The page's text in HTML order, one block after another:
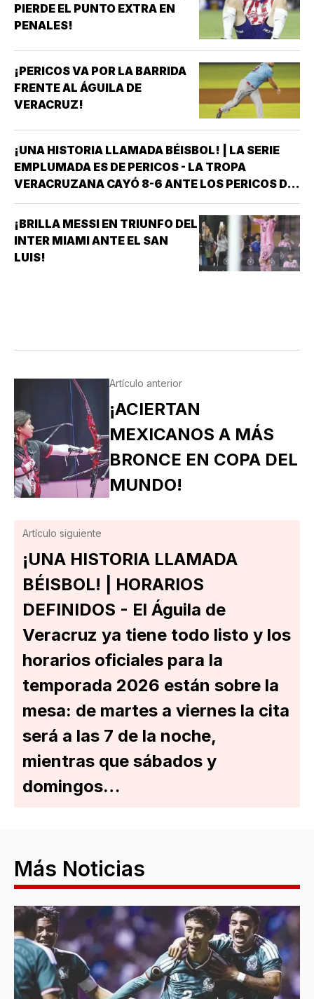
PIERDE EL PUNTO EXTRA EN
PENALES!
¡PERICOS VA POR LA BARRIDA
FRENTE AL ÁGUILA DE
VERACRUZ!
¡UNA HISTORIA LLAMADA BÉISBOL! | LA SERIE
EMPLUMADA ES DE PERICOS - LA TROPA
VERACRUZANA CAYÓ 8-6 ANTE LOS PERICOS DE
PUEBLA EN EL SEGUNDO JUEGO DE LA ÚLTIMA
SERIE DE LA TEMPORADA REGULAR EN EL
ESTADIO HERMANOS SERDÁN, CON LO QUE LOS
POBLANOS…
¡BRILLA MESSI EN TRIUNFO DEL
INTER MIAMI ANTE EL SAN
LUIS!
Artículo anterior
¡ACIERTAN
MEXICANOS A MÁS
BRONCE EN COPA DEL
MUNDO!
Artículo siguiente
¡UNA HISTORIA LLAMADA
BÉISBOL! | HORARIOS
DEFINIDOS - El Águila de
Veracruz ya tiene todo listo y los
horarios oficiales para la
temporada 2026 están sobre la
mesa: de martes a viernes la cita
será a las 7 de la noche,
mientras que sábados y
domingos…
Más Noticias